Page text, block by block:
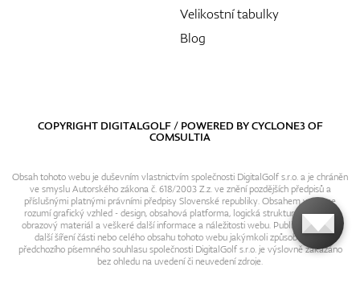
Velikostní tabulky
Blog
COPYRIGHT DIGITALGOLF / POWERED BYCYCLONE3OF
COMSULTIA
Obsah tohoto webu je duševním vlastnictvím společnosti DigitalGolf s.r.o. a je chráněn
ve smyslu Autorského zákona č. 618/2003 Z.z. ve znění pozdějších předpisů a
příslušnými platnými právními předpisy Slovenské republiky. Obsahem webu se
rozumí grafický vzhled - design, obsahová platforma, logická struktura, textový i
obrazový materiál a veškeré další informace a náležitosti webu. Publikování resp.
další šíření části nebo celého obsahu tohoto webu jakýmkoli způsobem bez
předchozího písemného souhlasu společnosti DigitalGolf s.r.o. je výslovně zakázáno
bez ohledu na uvedení či neuvedení zdroje.